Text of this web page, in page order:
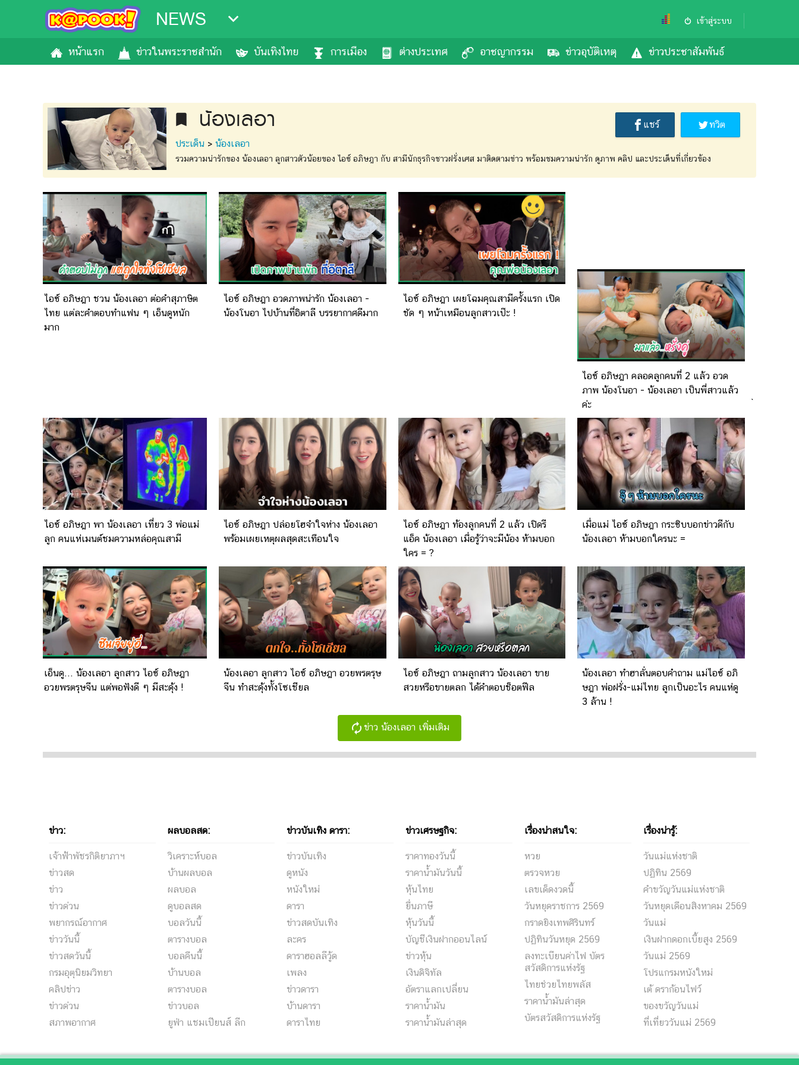
NEWS เข้าสู่ระบบ
หน้าแรก ข่าวในพระราชสำนัก บันเทิงไทย การเมือง ต่างประเทศ อาชญากรรม ข่าวอุบัติเหตุ ข่าวประชาสัมพันธ์
bookmark น้องเลอา
ประเด็น > น้องเลอา
รวมความน่ารักของ น้องเลอา ลูกสาวตัวน้อยของ ไอซ์ อภิษฎา กับ สามีนักธุรกิจชาวฝรั่งเศส มาติดตามข่าว พร้อมชมความน่ารัก ดูภาพ คลิป และประเด็นที่เกี่ยวข้อง
แชร์ ทวิต
ไอซ์ อภิษฎา ชวน น้องเลอา ต่อคำสุภาษิต
ไทย แต่ละคำตอบทำแฟน ๆ เอ็นดูหนัก
มาก
ไอซ์ อภิษฎา อวดภาพน่ารัก น้องเลอา -
น้องโนอา ไปบ้านที่อิตาลี บรรยากาศดีมาก
ไอซ์ อภิษฎา เผยโฉมคุณสามีครั้งแรก เปิด
ชัด ๆ หน้าเหมือนลูกสาวเป๊ะ !
ไอซ์ อภิษฎา คลอดลูกคนที่ 2 แล้ว อวด
ภาพ น้องโนอา - น้องเลอา เป็นพี่สาวแล้ว
ค่ะ
ไอซ์ อภิษฎา พา น้องเลอา เที่ยว 3 พ่อแม่
ลูก คนแห่เมนต์ชมความหล่อคุณสามี
ไอซ์ อภิษฎา ปล่อยโฮจำใจห่าง น้องเลอา
พร้อมเผยเหตุผลสุดสะเทือนใจ
ไอซ์ อภิษฎา ท้องลูกคนที่ 2 แล้ว เปิดรี
แอ็ค น้องเลอา เมื่อรู้ว่าจะมีน้อง ห้ามบอก
ใคร = ?
เมื่อแม่ ไอซ์ อภิษฎา กระซิบบอกข่าวดีกับ
น้องเลอา ห้ามบอกใครนะ =
เอ็นดู... น้องเลอา ลูกสาว ไอซ์ อภิษฎา
อวยพรตรุษจีน แต่พอฟังดี ๆ มีสะดุ้ง !
น้องเลอา ลูกสาว ไอซ์ อภิษฎา อวยพรตรุษ
จีน ทำสะดุ้งทั้งโซเชียล
ไอซ์ อภิษฎา ถามลูกสาว น้องเลอา ขาย
สวยหรือขายตลก ได้คำตอบช็อตฟีล
น้องเลอา ทำฮาลั่นตอบคำถาม แม่ไอซ์ อภิ
ษฎา พ่อฝรั่ง-แม่ไทย ลูกเป็นอะไร คนแห่ดู
3 ล้าน !
`
autorenew ข่าว น้องเลอา เพิ่มเติม
ข่าว:
เจ้าฟ้าพัชรกิติยาภาฯ
ข่าวสด
ข่าว
ข่าวด่วน
พยากรณ์อากาศ
ข่าววันนี้
ข่าวสดวันนี้
กรมอุตุนิยมวิทยา
คลิปข่าว
ข่าวด่วน
สภาพอากาศ
ผลบอลสด:
วิเคราะห์บอล
บ้านผลบอล
ผลบอล
ดูบอลสด
บอลวันนี้
ตารางบอล
บอลคืนนี้
บ้านบอล
ตารางบอล
ข่าวบอล
ยูฟ่า แชมเปียนส์ ลีก
ข่าวบันเทิง ดารา:
ข่าวบันเทิง
ดูหนัง
หนังใหม่
ดารา
ข่าวสดบันเทิง
ละคร
ดาราฮอลลีวู้ด
เพลง
ข่าวดารา
บ้านดารา
ดาราไทย
ข่าวเศรษฐกิจ:
ราคาทองวันนี้
ราคาน้ำมันวันนี้
หุ้นไทย
ยื่นภาษี
หุ้นวันนี้
บัญชีเงินฝากออนไลน์
ข่าวหุ้น
เงินดิจิทัล
อัตราแลกเปลี่ยน
ราคาน้ำมัน
ราคาน้ำมันล่าสุด
เรื่องน่าสนใจ:
หวย
ตรวจหวย
เลขเด็ดงวดนี้
วันหยุดราชการ 2569
กราดยิงเทพศิรินทร์
ปฏิทินวันหยุด 2569
ลงทะเบียนค่าไฟ บัตร
สวัสดิการแห่งรัฐ
ไทยช่วยไทยพลัส
ราคาน้ำมันล่าสุด
บัตรสวัสดิการแห่งรัฐ
เรื่องน่ารู้:
วันแม่แห่งชาติ
ปฏิทิน 2569
คำขวัญวันแม่แห่งชาติ
วันหยุดเดือนสิงหาคม 2569
วันแม่
เงินฝากดอกเบี้ยสูง 2569
วันแม่ 2569
โปรแกรมหนังใหม่
เต้ ดราก้อนไฟว์
ของขวัญวันแม่
ที่เที่ยววันแม่ 2569